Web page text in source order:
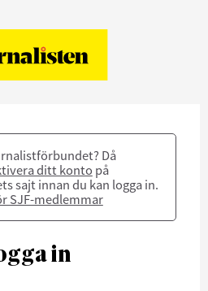
Då
ditt konto på
sajt innan du kan logga in.
SJF-medlemmar
in